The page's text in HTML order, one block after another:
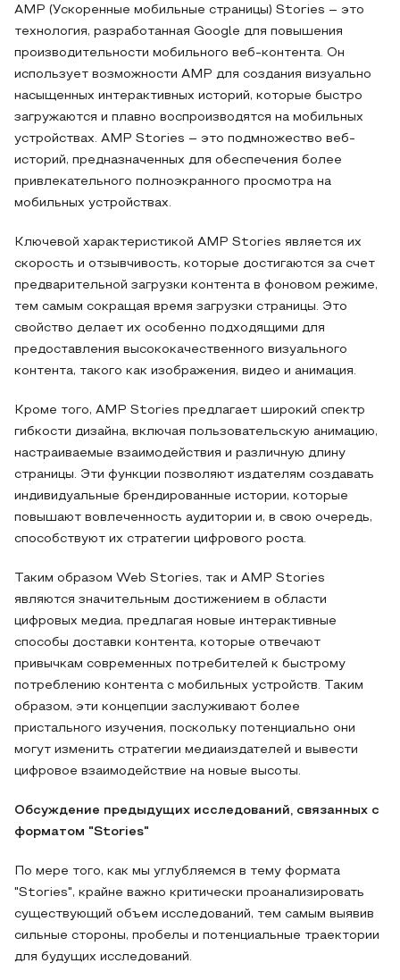
AMP (Ускоренные мобильные страницы) Stories – это
технология, разработанная Google для повышения
производительности мобильного веб-контента. Он
использует возможности AMP для создания визуально
насыщенных интерактивных историй, которые быстро
загружаются и плавно воспроизводятся на мобильных
устройствах. AMP Stories – это подмножество веб-
историй, предназначенных для обеспечения более
привлекательного полноэкранного просмотра на
мобильных устройствах.
Ключевой характеристикой AMP Stories является их
скорость и отзывчивость, которые достигаются за счет
предварительной загрузки контента в фоновом режиме,
тем самым сокращая время загрузки страницы. Это
свойство делает их особенно подходящими для
предоставления высококачественного визуального
контента, такого как изображения, видео и анимация.
Кроме того, AMP Stories предлагает широкий спектр
гибкости дизайна, включая пользовательскую анимацию,
настраиваемые взаимодействия и различную длину
страницы. Эти функции позволяют издателям создавать
индивидуальные брендированные истории, которые
повышают вовлеченность аудитории и, в свою очередь,
способствуют их стратегии цифрового роста.
Таким образом Web Stories, так и AMP Stories
являются значительным достижением в области
цифровых медиа, предлагая новые интерактивные
способы доставки контента, которые отвечают
привычкам современных потребителей к быстрому
потреблению контента с мобильных устройств. Таким
образом, эти концепции заслуживают более
пристального изучения, поскольку потенциально они
могут изменить стратегии медиаиздателей и вывести
цифровое взаимодействие на новые высоты.
Обсуждение предыдущих исследований, связанных с
форматом "Stories"
По мере того, как мы углубляемся в тему формата
"Stories", крайне важно критически проанализировать
существующий объем исследований, тем самым выявив
сильные стороны, пробелы и потенциальные траектории
для будущих исследований.